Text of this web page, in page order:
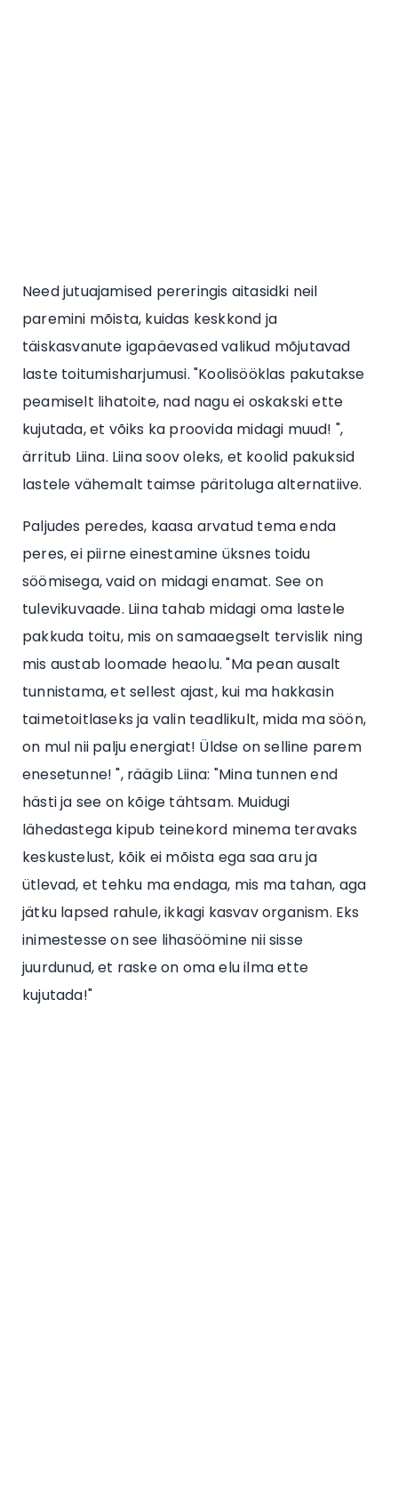
Need jutuajamised pereringis aitasidki neil
paremini mõista, kuidas keskkond ja
täiskasvanute igapäevased valikud mõjutavad
laste toitumisharjumusi. "Koolisööklas pakutakse
peamiselt lihatoite, nad nagu ei oskakski ette
kujutada, et võiks ka proovida midagi muud! ",
ärritub Liina. Liina soov oleks, et koolid pakuksid
lastele vähemalt taimse päritoluga alternatiive.
Paljudes peredes, kaasa arvatud tema enda
peres, ei piirne einestamine üksnes toidu
söömisega, vaid on midagi enamat. See on
tulevikuvaade. Liina tahab midagi oma lastele
pakkuda toitu, mis on samaaegselt tervislik ning
mis austab loomade heaolu. "Ma pean ausalt
tunnistama, et sellest ajast, kui ma hakkasin
taimetoitlaseks ja valin teadlikult, mida ma söön,
on mul nii palju energiat! Üldse on selline parem
enesetunne! ", räägib Liina: "Mina tunnen end
hästi ja see on kõige tähtsam. Muidugi
lähedastega kipub teinekord minema teravaks
keskustelust, kõik ei mõista ega saa aru ja
ütlevad, et tehku ma endaga, mis ma tahan, aga
jätku lapsed rahule, ikkagi kasvav organism. Eks
inimestesse on see lihasöömine nii sisse
juurdunud, et raske on oma elu ilma ette
kujutada!"